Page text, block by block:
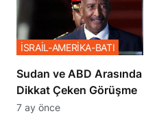
Sudan ve ABD Arasında
Dikkat Çeken Görüşme
İSRAİL-AMERİKA-BATI
7 ay önce